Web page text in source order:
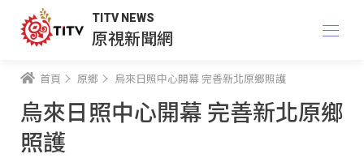
TITV NEWS
原視新聞網
首頁 原鄉 烏來日照中心開幕 完善新北原鄉照護
烏來日照中心開幕 完善新北原鄉
照護